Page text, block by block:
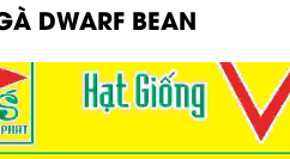
DWARF BEAN